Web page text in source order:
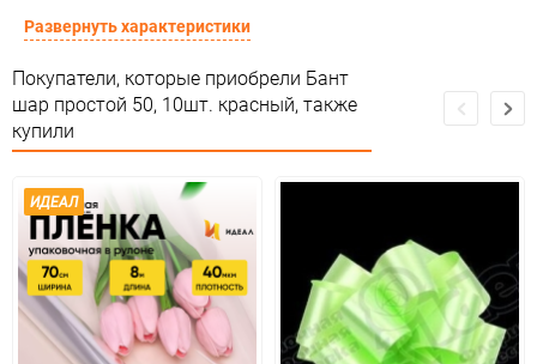
Предназначение товара
Сертификация Не подлежит сертификации
Особые условия Особых условий не требует
Количество в коробке
Единица измерения
Развернуть характеристики
Покупатели, которые приобрели Бант
шар простой 50, 10шт. красный, также
купили
ИДЕАЛ